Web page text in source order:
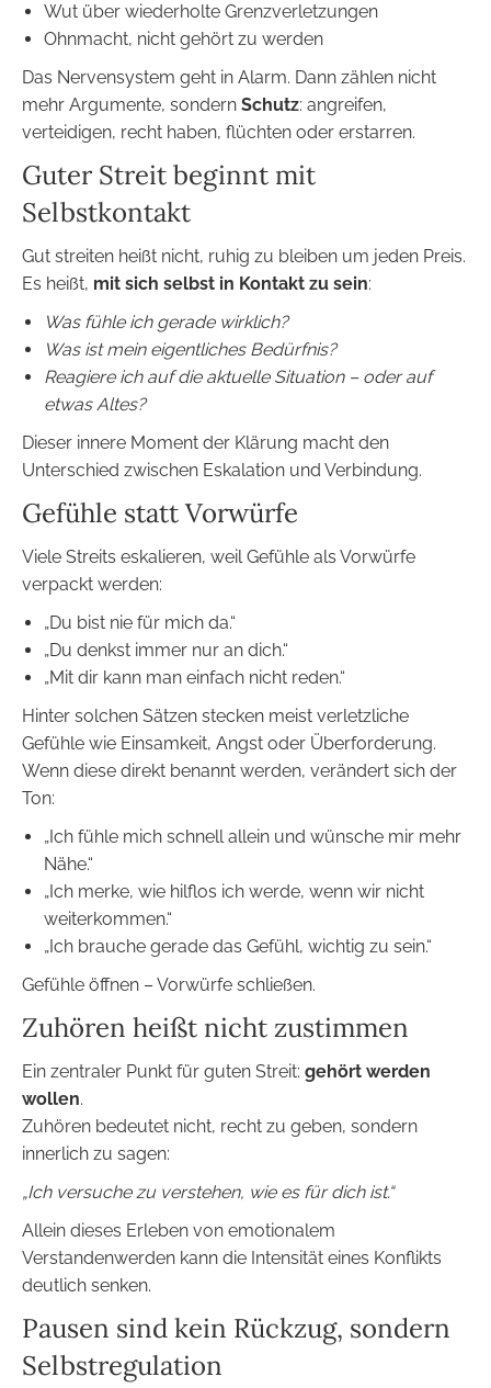
Wut über wiederholte Grenzverletzungen
Ohnmacht, nicht gehört zu werden
Das Nervensystem geht in Alarm. Dann zählen nicht
mehr Argumente, sondern Schutz: angreifen,
verteidigen, recht haben, flüchten oder erstarren.
Guter Streit beginnt mit
Selbstkontakt
Gut streiten heißt nicht, ruhig zu bleiben um jeden Preis.
Es heißt, mit sich selbst in Kontakt zu sein:
Was fühle ich gerade wirklich?
Was ist mein eigentliches Bedürfnis?
Reagiere ich auf die aktuelle Situation – oder auf
etwas Altes?
Dieser innere Moment der Klärung macht den
Unterschied zwischen Eskalation und Verbindung.
Gefühle statt Vorwürfe
Viele Streits eskalieren, weil Gefühle als Vorwürfe
verpackt werden:
„Du bist nie für mich da.“
„Du denkst immer nur an dich.“
„Mit dir kann man einfach nicht reden.“
Hinter solchen Sätzen stecken meist verletzliche
Gefühle wie Einsamkeit, Angst oder Überforderung.
Wenn diese direkt benannt werden, verändert sich der
Ton:
„Ich fühle mich schnell allein und wünsche mir mehr
Nähe.“
„Ich merke, wie hilflos ich werde, wenn wir nicht
weiterkommen.“
„Ich brauche gerade das Gefühl, wichtig zu sein.“
Gefühle öffnen – Vorwürfe schließen.
Zuhören heißt nicht zustimmen
Ein zentraler Punkt für guten Streit: gehört werden
wollen.
Zuhören bedeutet nicht, recht zu geben, sondern
innerlich zu sagen:
„Ich versuche zu verstehen, wie es für dich ist.“
Allein dieses Erleben von emotionalem
Verstandenwerden kann die Intensität eines Konflikts
deutlich senken.
Pausen sind kein Rückzug, sondern
Selbstregulation